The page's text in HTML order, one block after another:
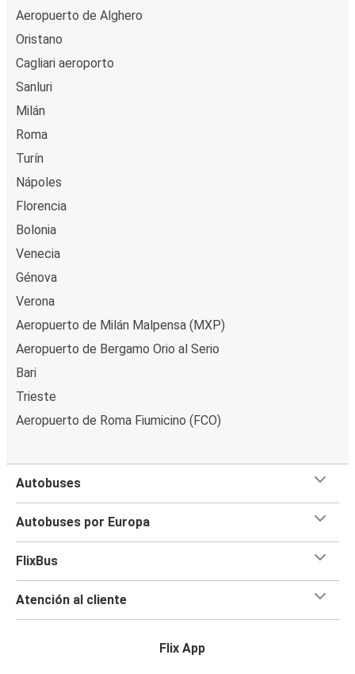
Aeropuerto de Alghero
Oristano
Cagliari aeroporto
Sanluri
Milán
Roma
Turín
Nápoles
Florencia
Bolonia
Venecia
Génova
Verona
Aeropuerto de Milán Malpensa (MXP)
Aeropuerto de Bergamo Orio al Serio
Bari
Trieste
Aeropuerto de Roma Fiumicino (FCO)
Autobuses
Autobuses por Europa
FlixBus
Atención al cliente
Flix App